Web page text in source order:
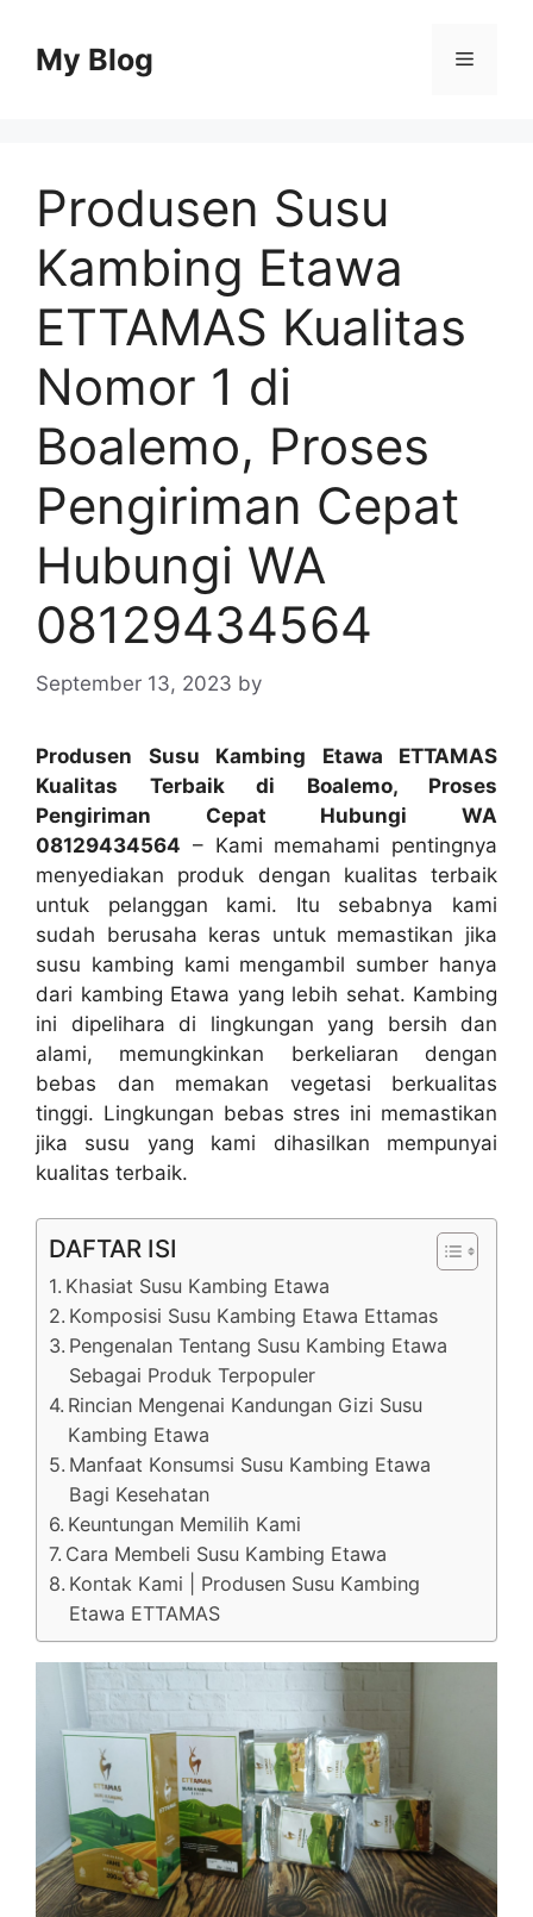
contentMy Blog Menu
Produsen Susu
Kambing Etawa
ETTAMAS Kualitas
Nomor 1 di
Boalemo, Proses
Pengiriman Cepat
Hubungi WA
08129434564
September 13, 2023 by
Produsen Susu Kambing Etawa ETTAMAS
Kualitas Terbaik di Boalemo, Proses
Pengiriman Cepat Hubungi WA
08129434564 – Kami memahami pentingnya
menyediakan produk dengan kualitas terbaik
untuk pelanggan kami. Itu sebabnya kami
sudah berusaha keras untuk memastikan jika
susu kambing kami mengambil sumber hanya
dari kambing Etawa yang lebih sehat. Kambing
ini dipelihara di lingkungan yang bersih dan
alami, memungkinkan berkeliaran dengan
bebas dan memakan vegetasi berkualitas
tinggi. Lingkungan bebas stres ini memastikan
jika susu yang kami dihasilkan mempunyai
kualitas terbaik.
DAFTAR ISI
Khasiat Susu Kambing Etawa
Komposisi Susu Kambing Etawa Ettamas
Pengenalan Tentang Susu Kambing Etawa
Sebagai Produk Terpopuler
Rincian Mengenai Kandungan Gizi Susu
Kambing Etawa
Manfaat Konsumsi Susu Kambing Etawa
Bagi Kesehatan
Keuntungan Memilih Kami
Cara Membeli Susu Kambing Etawa
Kontak Kami | Produsen Susu Kambing
Etawa ETTAMAS